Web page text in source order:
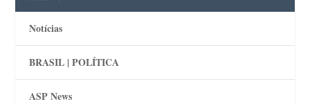
Notícias
BRASIL | POLÍTICA
ASP News